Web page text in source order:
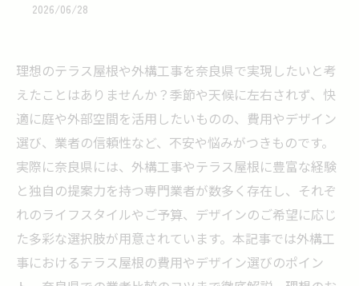
2026/06/28
理想のテラス屋根や外構工事を奈良県で実現したいと考
えたことはありませんか？季節や天候に左右されず、快
適に庭や外部空間を活用したいものの、費用やデザイン
選び、業者の信頼性など、不安や悩みがつきものです。
実際に奈良県には、外構工事やテラス屋根に豊富な経験
と独自の提案力を持つ専門業者が数多く存在し、それぞ
れのライフスタイルやご予算、デザインのご希望に応じ
た多彩な選択肢が用意されています。本記事では外構工
事におけるテラス屋根の費用やデザイン選びのポイン